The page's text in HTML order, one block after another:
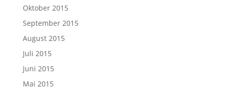
Oktober 2015
September 2015
August 2015
Juli 2015
Juni 2015
Mai 2015